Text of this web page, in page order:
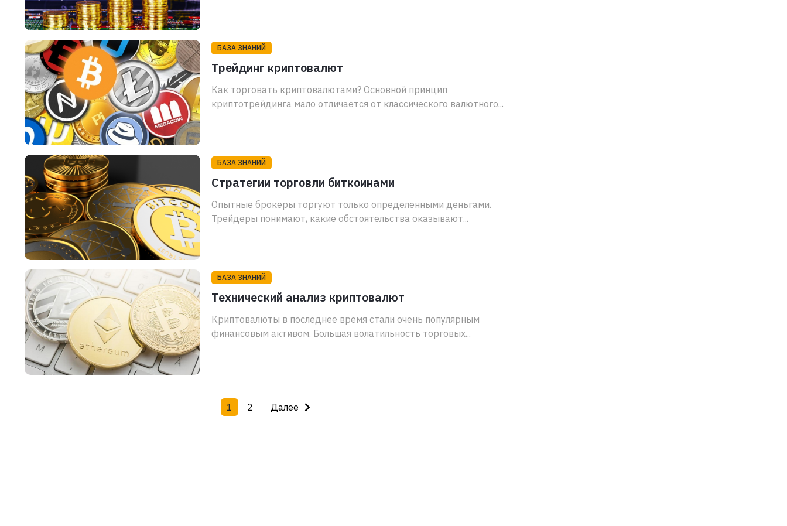
БАЗА ЗНАНИЙ
Трейдинг криптовалют
Как торговать криптовалютами? Основной принцип
криптотрейдинга мало отличается от классического валютного...
БАЗА ЗНАНИЙ
Стратегии торговли биткоинами
Опытные брокеры торгуют только определенными деньгами.
Трейдеры понимают, какие обстоятельства оказывают...
БАЗА ЗНАНИЙ
Технический анализ криптовалют
Криптовалюты в последнее время стали очень популярным
финансовым активом. Большая волатильность торговых...
1 2 Далее